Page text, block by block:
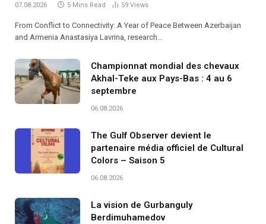
07.08.2026 5 Mins Read 59 Views
From Conflict to Connectivity: A Year of Peace Between Azerbaijan
and Armenia Anastasiya Lavrina, research…
Championnat mondial des chevaux
Akhal-Teke aux Pays-Bas : 4 au 6
septembre
06.08.2026
The Gulf Observer devient le
partenaire média officiel de Cultural
Colors – Saison 5
06.08.2026
La vision de Gurbanguly
Berdimuhamedov